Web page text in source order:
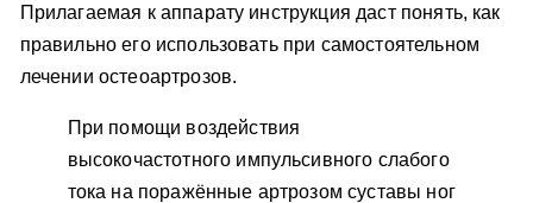
Прилагаемая к аппарату инструкция даст понять, как
правильно его использовать при самостоятельном
лечении остеоартрозов.
При помощи воздействия
высокочастотного импульсивного слабого
тока на поражённые артрозом суставы ног